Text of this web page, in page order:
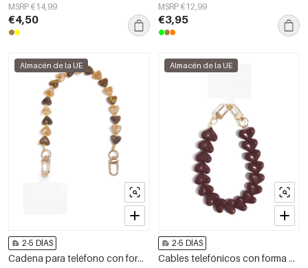
MSRP €14,99
€4,50
MSRP €12,99
€3,95
Almacén de la UE
2-5 DÍAS
Cadena para teléfono con forma de corazón, sencilla, de acrílico, accesorio diario.
Almacén de la UE
2-5 DÍAS
Cables telefónicos con forma de corazón